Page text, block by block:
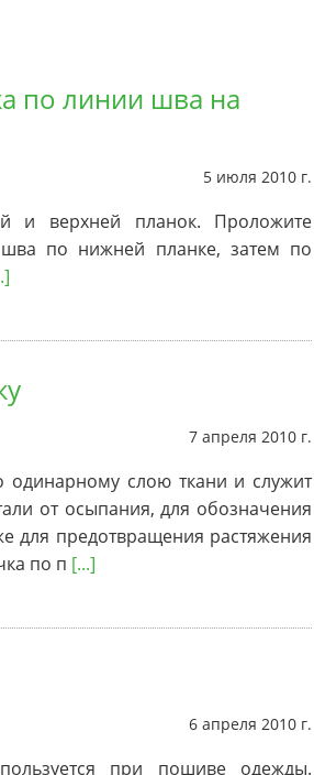
по линии шва на
5 июля 2010 г.
и верхней планок. Проложите
по нижней планке, затем по
7 апреля 2010 г.
одинарному слою ткани и служит
от осыпания, для обозначения
для предотвращения растяжения
по п [...]
6 апреля 2010 г.
при пошиве одежды.